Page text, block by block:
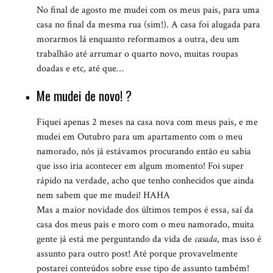
No final de agosto me mudei com os meus pais, para uma
casa no final da mesma rua (sim!). A casa foi alugada para
morarmos lá enquanto reformamos a outra, deu um
trabalhão até arrumar o quarto novo, muitas roupas
doadas e etc, até que…
Me mudei de novo! ?
Fiquei apenas 2 meses na casa nova com meus pais, e me
mudei em Outubro para um apartamento com o meu
namorado, nós já estávamos procurando então eu sabia
que isso iria acontecer em algum momento! Foi super
rápido na verdade, acho que tenho conhecidos que ainda
nem sabem que me mudei! HAHA
Mas a maior novidade dos últimos tempos é essa, saí da
casa dos meus pais e moro com o meu namorado, muita
gente já está me perguntando da vida de casada, mas isso é
assunto para outro post! Até porque provavelmente
postarei conteúdos sobre esse tipo de assunto também!